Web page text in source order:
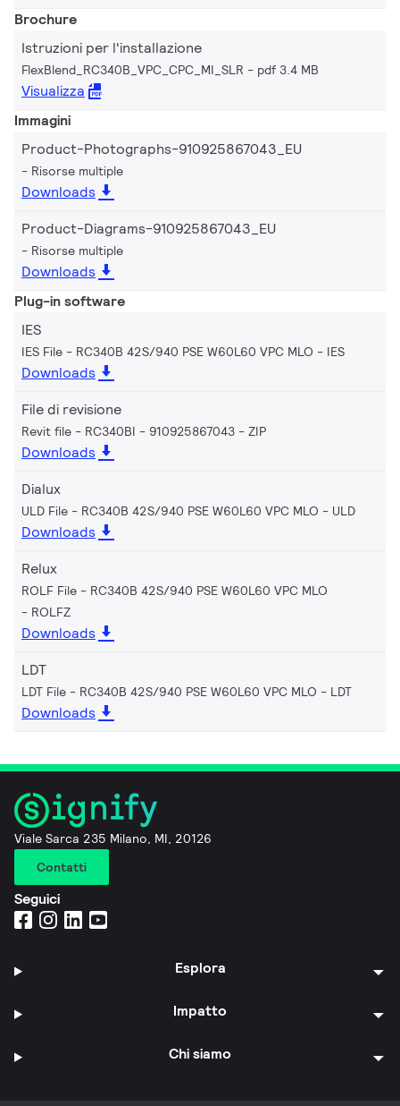
Brochure
Istruzioni per l'installazione
FlexBlend_RC340B_VPC_CPC_MI_SLR pdf 3.4 MB
Visualizza
Immagini
Product-Photographs-910925867043_EU
Risorse multiple
Downloads
Product-Diagrams-910925867043_EU
Risorse multiple
Downloads
Plug-in software
IES
IES File - RC340B 42S/940 PSE W60L60 VPC MLO IES
Downloads
File di revisione
Revit file - RC340BI - 910925867043 ZIP
Downloads
Dialux
ULD File - RC340B 42S/940 PSE W60L60 VPC MLO ULD
Downloads
Relux
ROLF File - RC340B 42S/940 PSE W60L60 VPC MLO
ROLFZ
Downloads
LDT
LDT File - RC340B 42S/940 PSE W60L60 VPC MLO LDT
Downloads
Viale Sarca 235 Milano, MI, 20126
Contatti
Seguici
Esplora
Impatto
Chi siamo